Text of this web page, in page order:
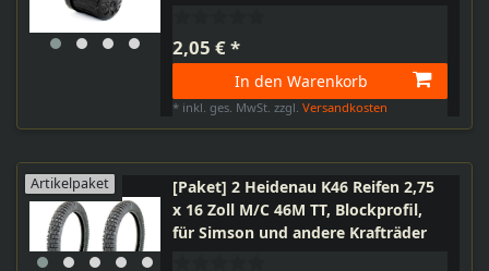
2,05 € *
In den Warenkorb
* inkl. ges. MwSt. zzgl.Versandkosten
Artikelpaket
[Paket] 2 Heidenau K46 Reifen 2,75
x 16 Zoll M/C 46M TT, Blockprofil,
für Simson und andere Krafträder